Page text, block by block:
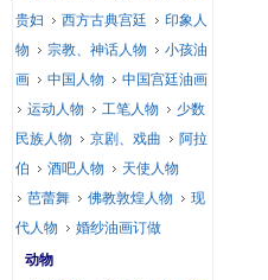
贵妇
西方古典宫廷
印象人
物
宗教、神话人物
小孩油
画
中国人物
中国宫廷油画
运动人物
工笔人物
少数
民族人物
京剧、戏曲
阿拉
伯
酒吧人物
天使人物
芭蕾舞
佛教敦煌人物
现
代人物
婚纱油画订做
动物